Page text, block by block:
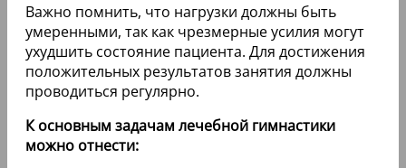
Важно помнить, что нагрузки должны быть
умеренными, так как чрезмерные усилия могут
ухудшить состояние пациента. Для достижения
положительных результатов занятия должны
проводиться регулярно.
К основным задачам лечебной гимнастики
можно отнести: